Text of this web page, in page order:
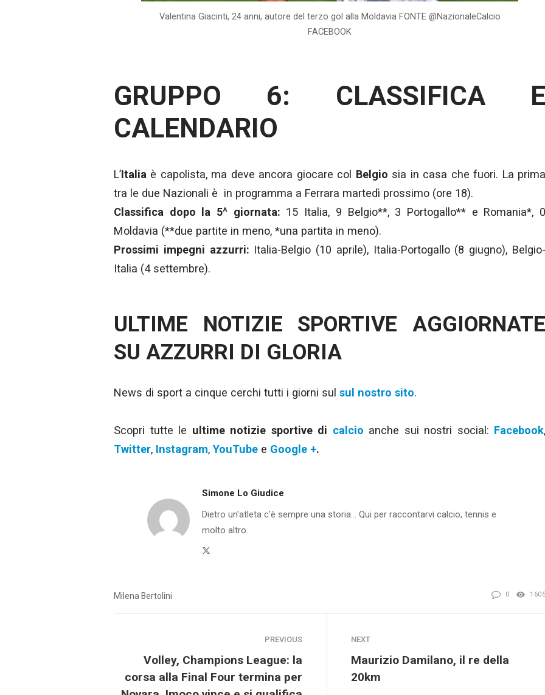
Valentina Giacinti, 24 anni, autore del terzo gol alla Moldavia FONTE @NazionaleCalcio
FACEBOOK
GRUPPO 6: CLASSIFICA E
CALENDARIO
L’Italia è capolista, ma deve ancora giocare col Belgio sia in casa che fuori. La
tra le due Nazionali è in programma a Ferrara martedì prossimo (ore 18).
Classifica dopo la 5^ giornata: 15 Italia, 9 Belgio**, 3 Portogallo** e Romania*,
Moldavia (**due partite in meno, *una partita in meno).
Prossimi impegni azzurri: Italia-Belgio (10 aprile), Italia-Portogallo (8 giugno),
Italia (4 settembre).
ULTIME NOTIZIE SPORTIVE AGGIORNATE
SU AZZURRI DI GLORIA
News di sport a cinque cerchi tutti i giorni sul sul nostro sito.
Scopri tutte le ultime notizie sportive di calcio anche sui nostri social: Facebook,
Twitter, Instagram, YouTube e Google +.
Simone Lo Giudice
Dietro un'atleta c'è sempre una storia... Qui per raccontarvi calcio, tennis e
molto altro.
Milena Bertolini 0 1605
PREVIOUS
Volley, Champions League: la
corsa alla Final Four termina per
NEXT
Maurizio Damilano, il re della
20km